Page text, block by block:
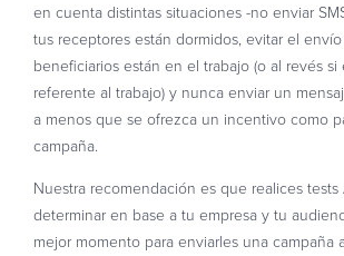
en cuenta distintas situaciones -no enviar
tus receptores están dormidos, evitar el
beneficiarios están en el trabajo (o al revés si
referente al trabajo) y nunca enviar un
a menos que se ofrezca un incentivo como
campaña.
Nuestra recomendación es que realices tests
determinar en base a tu empresa y tu
mejor momento para enviarles una campaña